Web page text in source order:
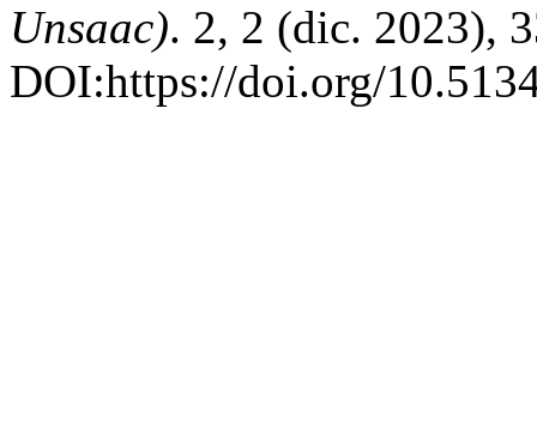
Unsaac). 2, 2 (dic. 2023),
DOI:https://doi.org/